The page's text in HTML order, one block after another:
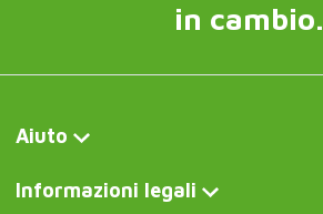
in cambio.
Aiuto
Informazioni legali